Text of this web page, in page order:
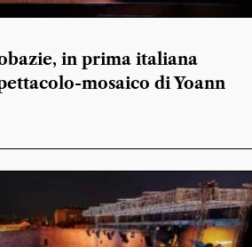
in prima italiana
mosaico di Yoann